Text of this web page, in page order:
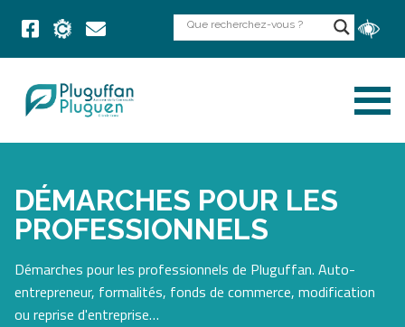
DÉMARCHES POUR LES
PROFESSIONNELS
Démarches pour les professionnels de Pluguffan. Auto-
entrepreneur, formalités, fonds de commerce, modification
ou reprise d'entreprise…